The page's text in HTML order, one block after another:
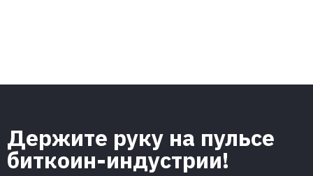
Держите руку на пульсе
биткоин-индустрии!